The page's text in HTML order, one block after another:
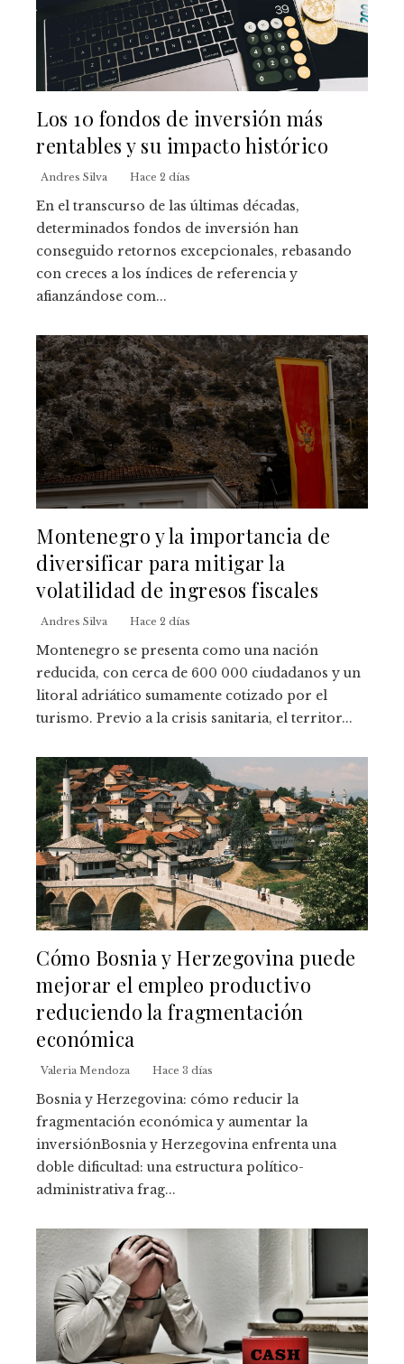
Los 10 fondos de inversión más
rentables y su impacto histórico
Andres Silva Hace 2 días
En el transcurso de las últimas décadas,
determinados fondos de inversión han
conseguido retornos excepcionales, rebasando
con creces a los índices de referencia y
afianzándose com...
Montenegro y la importancia de
diversificar para mitigar la
volatilidad de ingresos fiscales
Andres Silva Hace 2 días
Montenegro se presenta como una nación
reducida, con cerca de 600 000 ciudadanos y un
litoral adriático sumamente cotizado por el
turismo. Previo a la crisis sanitaria, el territor...
Cómo Bosnia y Herzegovina puede
mejorar el empleo productivo
reduciendo la fragmentación
económica
Valeria Mendoza Hace 3 días
Bosnia y Herzegovina: cómo reducir la
fragmentación económica y aumentar la
inversiónBosnia y Herzegovina enfrenta una
doble dificultad: una estructura político-
administrativa frag...